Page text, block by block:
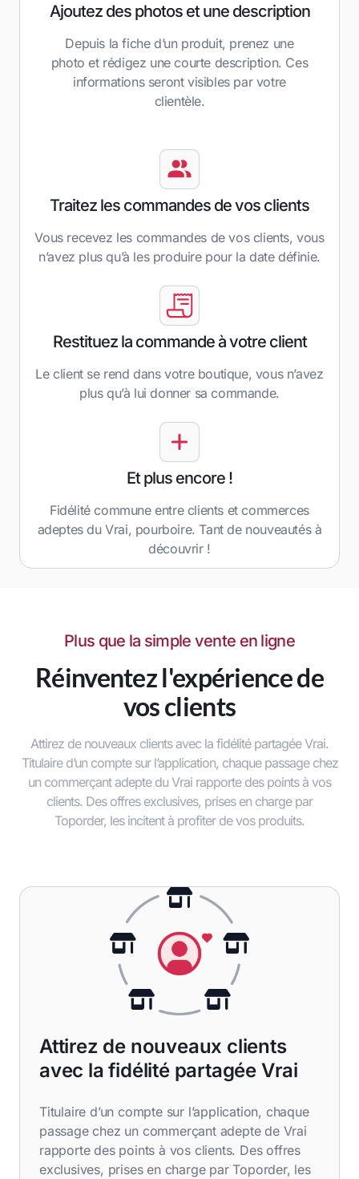
Ajoutez des photos et une description
Depuis la fiche d’un produit, prenez une
photo et rédigez une courte description. Ces
informations seront visibles par votre
clientèle.
Traitez les commandes de vos clients
Vous recevez les commandes de vos clients, vous
n’avez plus qu’à les produire pour la date définie.
Restituez la commande à votre client
Le client se rend dans votre boutique, vous n’avez
plus qu’à lui donner sa commande.
Et plus encore !
Fidélité commune entre clients et commerces
adeptes du Vrai, pourboire. Tant de nouveautés à
découvrir !
Plus que la simple vente en ligne
Réinventez l'expérience de
vos clients
Attirez de nouveaux clients avec la fidélité partagée Vrai.
Titulaire d’un compte sur l’application, chaque passage chez
un commerçant adepte du Vrai rapporte des points à vos
clients. Des offres exclusives, prises en charge par
Toporder, les incitent à profiter de vos produits.
Attirez de nouveaux clients
avec la fidélité partagée Vrai
Titulaire d’un compte sur l’application, chaque
passage chez un commerçant adepte de Vrai
rapporte des points à vos clients. Des offres
exclusives, prises en charge par Toporder, les